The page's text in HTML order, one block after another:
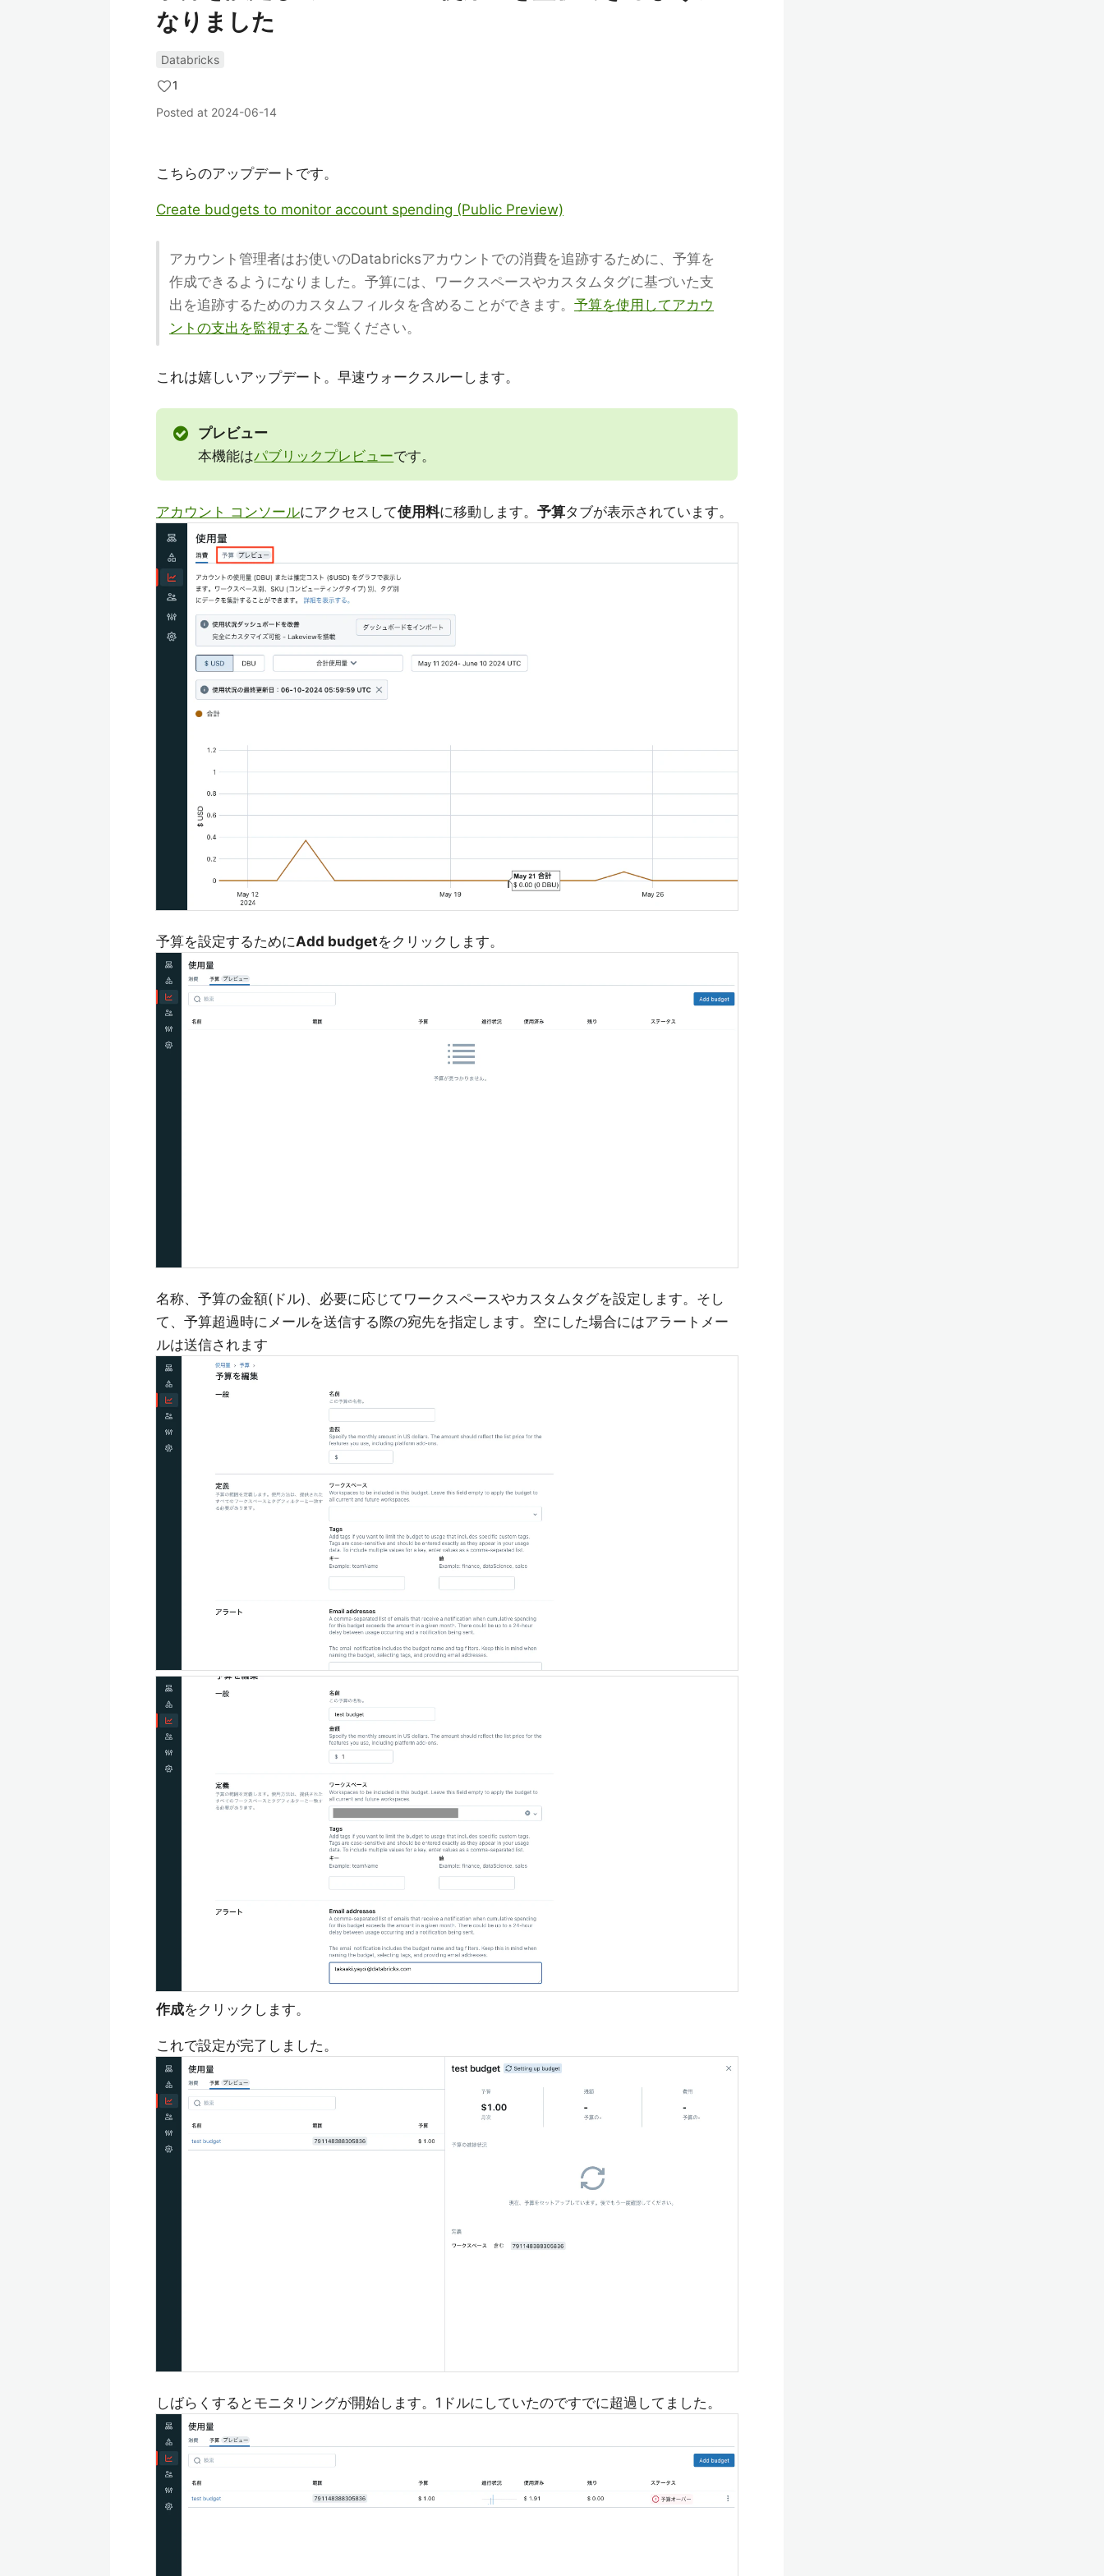
なりました
Databricks
1
Posted at 2024-06-14
こちらのアップデートです。
Create budgets to monitor account spending (Public Preview)
アカウント管理者はお使いのDatabricksアカウントでの消費を追跡するために、予算を
作成できるようになりました。予算には、ワークスペースやカスタムタグに基づいた支
出を追跡するためのカスタムフィルタを含めることができます。 予算を使用してアカウ
ントの支出を監視する をご覧ください。
これは嬉しいアップデート。早速ウォークスルーします。
プレビュー
本機能はパブリックプレビューです。
アカウント コンソールにアクセスして使用料に移動します。 予算タブが表示されています。
予算を設定するためにAdd budgetをクリックします。
名称、予算の金額(ドル)、必要に応じてワークスペースやカスタムタグを設定します。そし
て、予算超過時にメールを送信する際の宛先を指定します。空にした場合にはアラートメー
ルは送信されます
作成をクリックします。
これで設定が完了しました。
しばらくするとモニタリングが開始します。1ドルにしていたのですでに超過してました。